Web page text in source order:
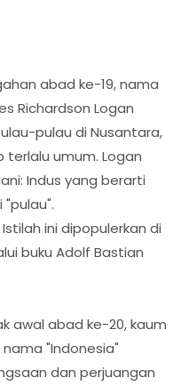
abad ke-19, nama
Richardson Logan
pulau di Nusantara,
terlalu umum. Logan
Indus yang berarti
ini dipopulerkan di
buku Adolf Bastian
awal abad ke-20, kaum
"Indonesia"
dan perjuangan